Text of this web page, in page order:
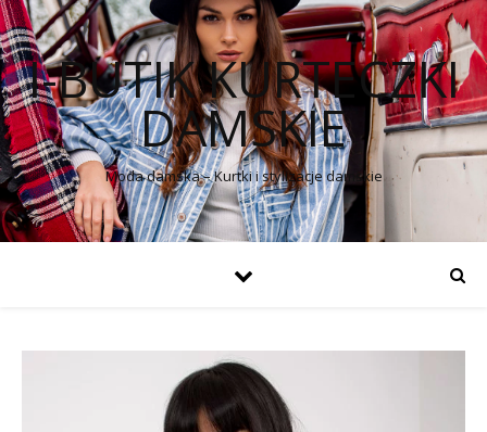
I-BUTIK KURTECZKI
DAMSKIE
Moda damska – Kurtki i stylizacje damskie